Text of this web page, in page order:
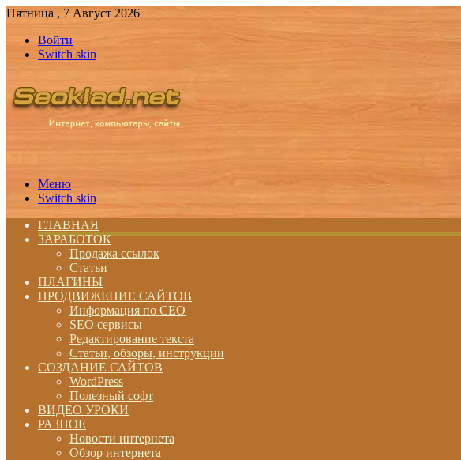
Пятница , 7 Август 2026
Войти
Switch skin
Меню
Switch skin
ГЛАВНАЯ
ЗАРАБОТОК
Продажа ссылок
Статьи
ПЛАГИНЫ
ПРОДВИЖЕНИЕ САЙТОВ
Информация по СЕО
SEO сервисы
Редактирование текста
Статьи, обзоры, инструкции
СОЗДАНИЕ САЙТОВ
WordPress
Полезный софт
ВИДЕО УРОКИ
РАЗНОЕ
Новости интернета
Обзор интернета